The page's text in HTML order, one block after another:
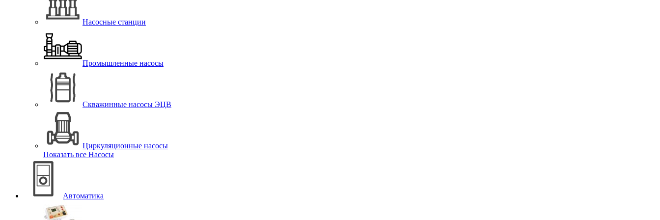
Насосные станции
Промышленные насосы
Скважинные насосы ЭЦВ
Циркуляционные насосы
Показать все Насосы
Автоматика